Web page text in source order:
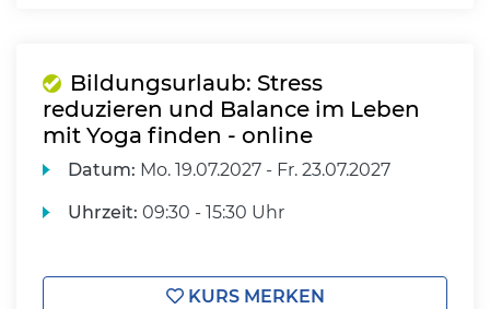
Bildungsurlaub: Stress
reduzieren und Balance im Leben
mit Yoga finden - online
Datum: Mo. 19.07.2027 - Fr. 23.07.2027
Uhrzeit: 09:30 - 15:30 Uhr
KURS MERKEN